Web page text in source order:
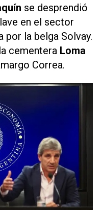
se desprendió
en el sector
por la belga Solvay.
cementera Loma
Correa.